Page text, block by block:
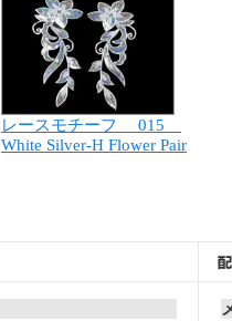
レースモチーフ 015
White Silver-H Flower Pair